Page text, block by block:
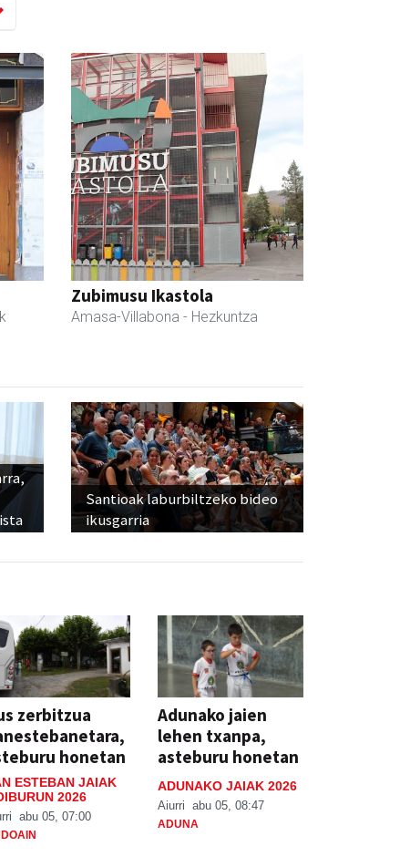
Zubimusu Ikastola
Amasa-Villabona - Hezkuntza
Santioak laburbiltzeko bideo
ikusgarria
zerbitzua
honetan
ESTEBAN JAIAK
2026
abu 05, 07:00
Adunako jaien
lehen txanpa,
asteburu honetan
ADUNAKO JAIAK 2026
Aiurri abu 05, 08:47
ADUNA